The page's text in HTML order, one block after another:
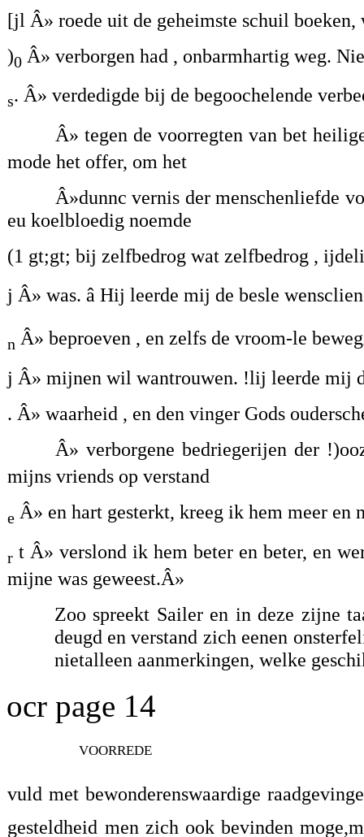
[jl Â» roede uit de geheimste schuil
)0 Â» verborgen had , onbarmhartig weg.
s. Â» verdedigde bij de begoochelende
Â» tegen de voorregten van bet
mode het offer, om het
Â»dunnc vernis der menschenliefde
eu koelbloedig noemde
(1 gt;gt; bij zelfbedrog wat zelfbedrog ,
j Â» was. â Hij leerde mij de besle
n Â» beproeven , en zelfs de vroom-le
j Â» mijnen wil wantrouwen. !lij leerde mij
. Â» waarheid , en den vinger Gods
Â» verborgene bedriegerijen der
mijns vriends op verstand
e Â» en hart gesterkt, kreeg ik hem meer en
r t Â» verslond ik hem beter en beter, en
mijne was geweest.Â»
Zoo spreekt Sailer en in deze zijne
deugd en verstand zich eenen
nietalleen aanmerkingen, welke
ocr page 14
voorrede
vuld met bewonderenswaardige
gesteldheid men zich ook bevinden